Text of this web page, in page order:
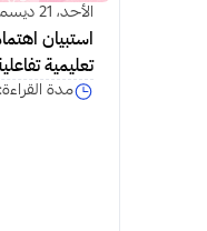
الأحد، 21 ديسمبر 2025
تعليمية
مدة القراءة: 3 دقائق